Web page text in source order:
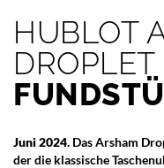
HUBLOT
DROPLET
Juni 2024. Das Arsham
der die klassische